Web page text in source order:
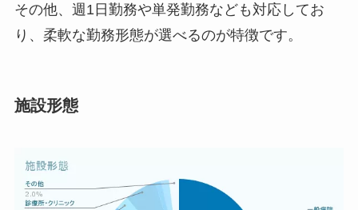
その他、週1日勤務や単発勤務なども対応してお
り、柔軟な勤務形態が選べるのが特徴です。
施設形態